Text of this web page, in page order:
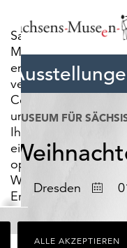
Sachsens-
Museen-
entdecken.de
verwendet
Cookies,
um
Ihnen
ein
optimales
Webseiten-
Erlebnis
zu
bieten.
DazuALLE AKZEPTIEREN
MUSEUM FÜR
Ort Dresden